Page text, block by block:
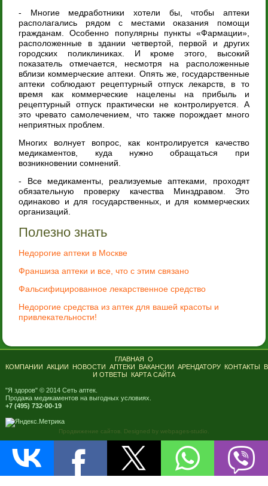
- Многие медработники хотели бы, чтобы аптеки
располагались рядом с местами оказания помощи
гражданам. Особенно популярны пункты «Фармации»,
расположенные в здании четвертой, первой и других
городских поликлиниках. И кроме этого, высокий
показатель отмечается, несмотря на расположенные
вблизи коммерческие аптеки. Опять же, государственные
аптеки соблюдают рецептурный отпуск лекарств, в то
время как коммерческие нацелены на прибыль и
рецептурный отпуск практически не контролируется. А
это чревато самолечением, что также порождает много
неприятных проблем.
Многих волнует вопрос, как контролируется качество
медикаментов, куда нужно обращаться при
возникновении сомнений.
- Все медикаменты, реализуемые аптеками, проходят
обязательную проверку качества Минздравом. Это
одинаково и для государственных, и для коммерческих
организаций.
Полезно знать
Недорогие аптеки в Москве
Франшиза аптеки и все, что с этим связано
Фальсифицированное лекарственное средство
Недорогие средства из аптек для вашей красоты и
привлекательности!
ГЛАВНАЯ О
КОМПАНИИ АКЦИИ НОВОСТИ АПТЕКИ ВАКАНСИИ АРЕНДАТОРУ КОНТАКТЫ
И ОТВЕТЫ
КАРТА САЙТА
"Я здоров" © 2014 Сеть аптек.
Продажа медикаментов на выгодных условиях.
+7 (495) 732-00-19
Продвижение сайтов. Designed by webpages-studio.